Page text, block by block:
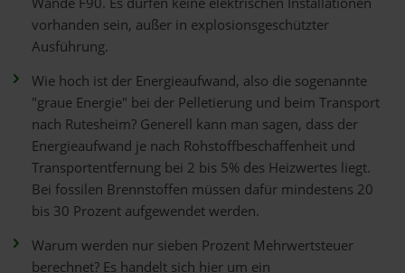
vorhanden sein, außer in explosionsgeschützter
Ausführung.
Wie hoch ist der Energieaufwand, also die sogenannte
"graue Energie" bei der Pelletierung und beim Transport
nach Rutesheim? Generell kann man sagen, dass der
Energieaufwand je nach Rohstoffbeschaffenheit und
Transportentfernung bei 2 bis 5% des Heizwertes liegt.
Bei fossilen Brennstoffen müssen dafür mindestens 20
bis 30 Prozent aufgewendet werden.
Warum werden nur sieben Prozent Mehrwertsteuer
berechnet? Es handelt sich hier um ein